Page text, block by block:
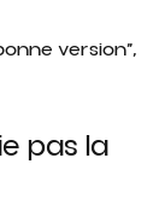
version”,
pas la